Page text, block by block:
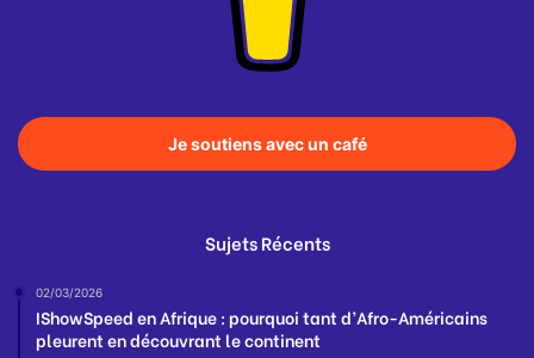
Je soutiens avec un café
Sujets Récents
02/03/2026
IShowSpeed en Afrique : pourquoi tant d’Afro-Américains
pleurent en découvrant le continent